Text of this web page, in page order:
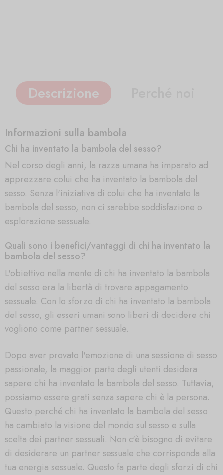
Descrizione
Informazioni sulla bambola
Chi ha inventato la bambola del sesso?
Nel corso degli anni, la razza umana ha imparato ad
apprezzare colui che ha inventato la bambola del
sesso. Senza l'iniziativa di colui che ha inventato la
bambola del sesso, non ci sarebbe soddisfazione o
esplorazione sessuale.
Quali sono i benefici/vantaggi di chi ha inventato la
bambola del sesso?
L'obiettivo nella mente di chi ha inventato la bambola
del sesso era la libertà di trovare appagamento
sessuale. Con lo sforzo di chi ha inventato la bambola
del sesso, gli esseri umani sono liberi di decidere chi
vogliono come partner sessuale.
Dopo aver provato l'emozione di una sessione di sesso
passionale, la maggior parte degli utenti desidera
sapere chi ha inventato la bambola del sesso. Tuttavia,
possiamo essere grati senza sapere chi è la persona.
Questo perché chi ha inventato la bambola del sesso
ha cambiato la visione del mondo sul sesso e sulla
scelta dei partner sessuali. Non c'è bisogno di evitare
di desiderare un partner sessuale che corrisponda alla
tua energia sessuale. Questo fa parte degli sforzi di chi